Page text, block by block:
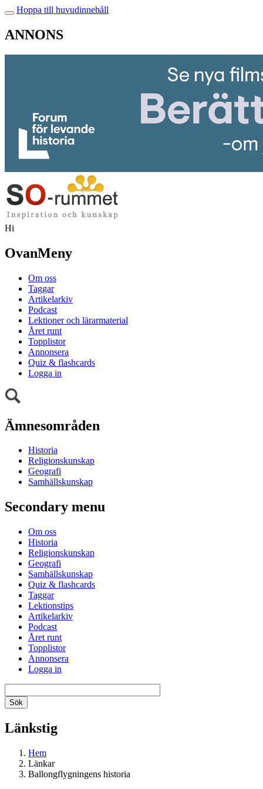
Hoppa till huvudinnehåll
ANNONS
Hi
OvanMeny
Om oss
Taggar
Artikelarkiv
Podcast
Lektioner och lärarmaterial
Året runt
Topplistor
Annonsera
Quiz & flashcards
Logga in
Ämnesområden
Historia
Religionskunskap
Geografi
Samhällskunskap
Secondary menu
Om oss
Historia
Religionskunskap
Geografi
Samhällskunskap
Quiz & flashcards
Taggar
Lektionstips
Artikelarkiv
Podcast
Året runt
Topplistor
Annonsera
Logga in
Länkstig
Hem
Länkar
Ballongflygningens historia